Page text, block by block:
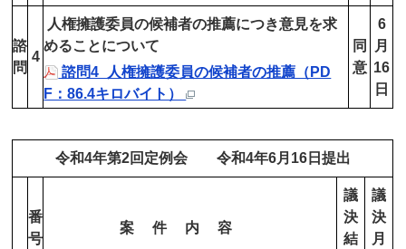
諮
問
4
人権擁護委員の候補者の推薦につき意見を求
めることについて
諮問4_人権擁護委員の候補者の推薦（PD
F：86.4キロバイト）
同
意
6
月
16
日
令和4年第2回定例会 令和4年6月16日提出
番
号
案 件 内 容
議
決
結
議
決
月